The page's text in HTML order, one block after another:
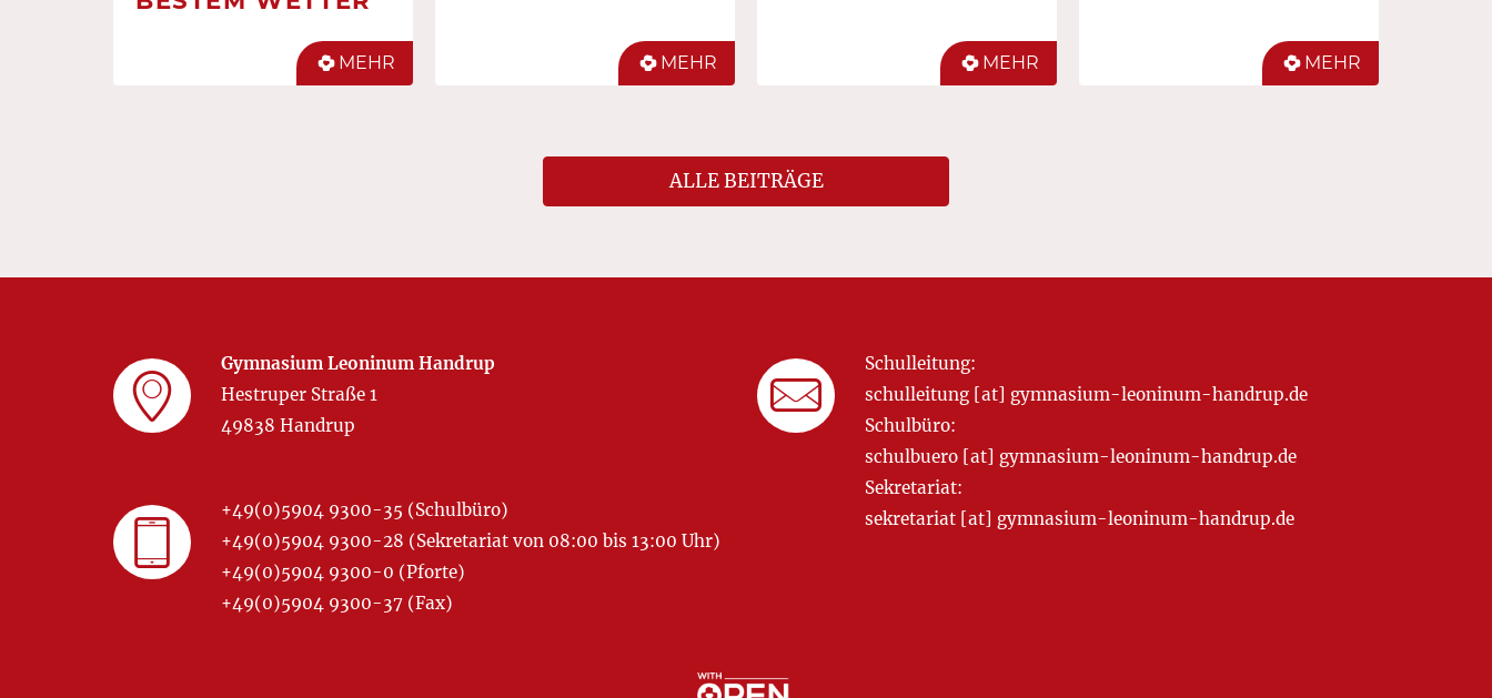
MEHR MEHR MEHR MEHR
ALLE BEITRÄGE
Gymnasium Leoninum Handrup
Hestruper Straße 1
49838 Handrup
+49(0)5904 9300-35 (Schulbüro)
+49(0)5904 9300-28 (Sekretariat von 08:00 bis 13:00 Uhr)
+49(0)5904 9300-0 (Pforte)
+49(0)5904 9300-37 (Fax)
Schulleitung:
schulleitung [at] gymnasium-leoninum-handrup.de
Schulbüro:
schulbuero [at] gymnasium-leoninum-handrup.de
Sekretariat:
sekretariat [at] gymnasium-leoninum-handrup.de